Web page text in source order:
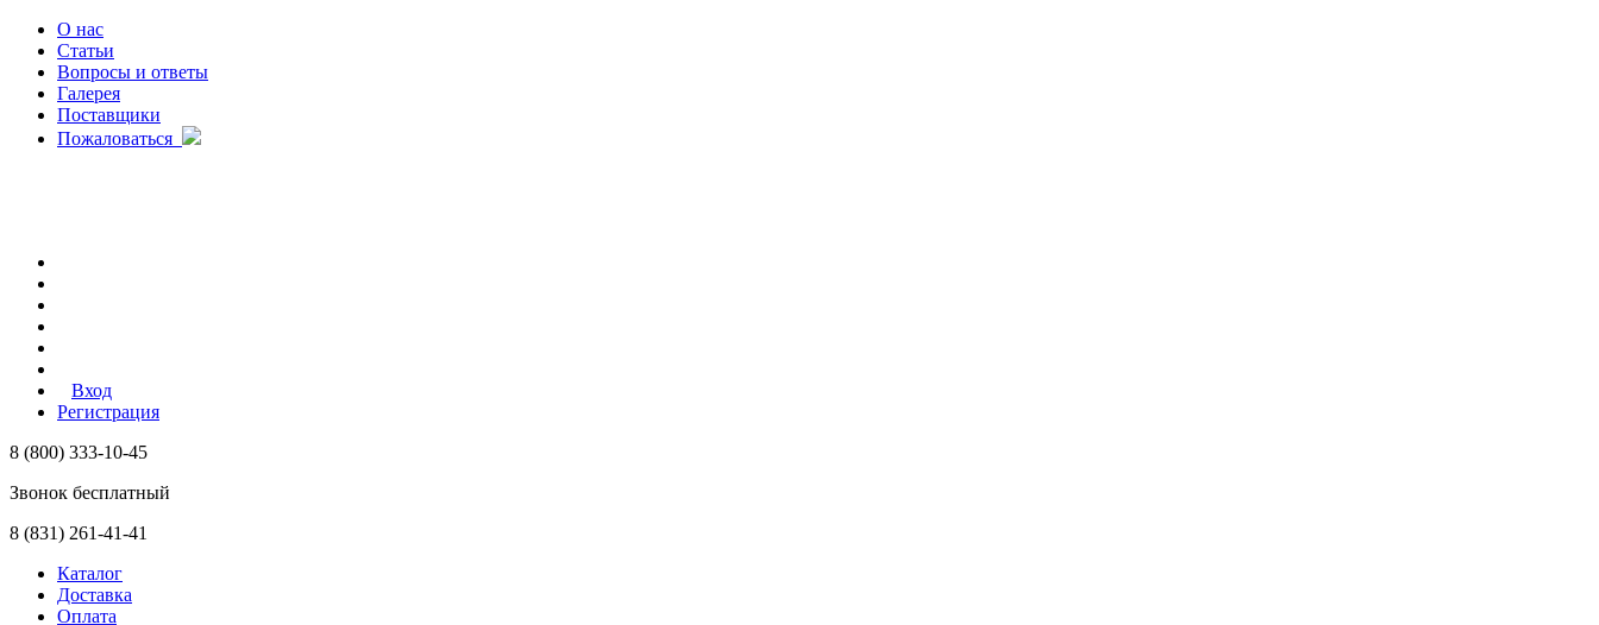
О нас
Статьи
Вопросы и ответы
Галерея
Поставщики
Пожаловаться
Вход
Регистрация
8 (800) 333-10-45
Звонок бесплатный
8 (831) 261-41-41
Каталог
Доставка
Оплата